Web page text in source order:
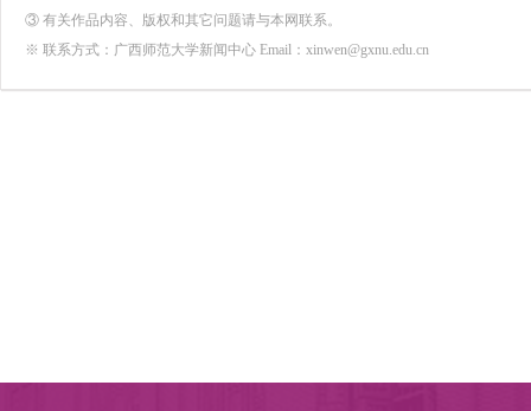
③ 有关作品内容、版权和其它问题请与本网联系。
※ 联系方式：广西师范大学新闻中心 Email：xinwen@gxnu.edu.cn